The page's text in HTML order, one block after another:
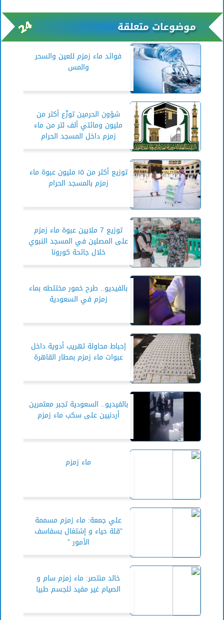
موضوعات متعلقة
فوائد ماء زمزم للعين والسحر
والمس
شؤون الحرمين توزّع أكثر من
مليون ومائتي ألف لتر من ماء
زمزم داخل المسجد الحرام
توزيع أكثر من ١٥ مليون عبوة ماء
زمزم بالمسجد الحرام
توزيع 7 ملايين عبوة ماء زمزم
على المصلين في المسجد النبوي
خلال جائحة كورونا
بالفيديو.. طرح خمور مختلطه بماء
زمزم في السعودية
إحباط محاولة تهريب أدوية داخل
عبوات ماء زمزم بمطار القاهرة
بالفيديو.. السعودية تجبر معتمرين
أردنيين على سكب ماء زمزم
ماء زمزم
علي جمعة: ماء زمزم مسممة
”قلة حياء و إشتغال بسفاسف
الأمور ”
خالد منتصر: ماء زمزم سام و
الصيام غير مفيد للجسم طبيا